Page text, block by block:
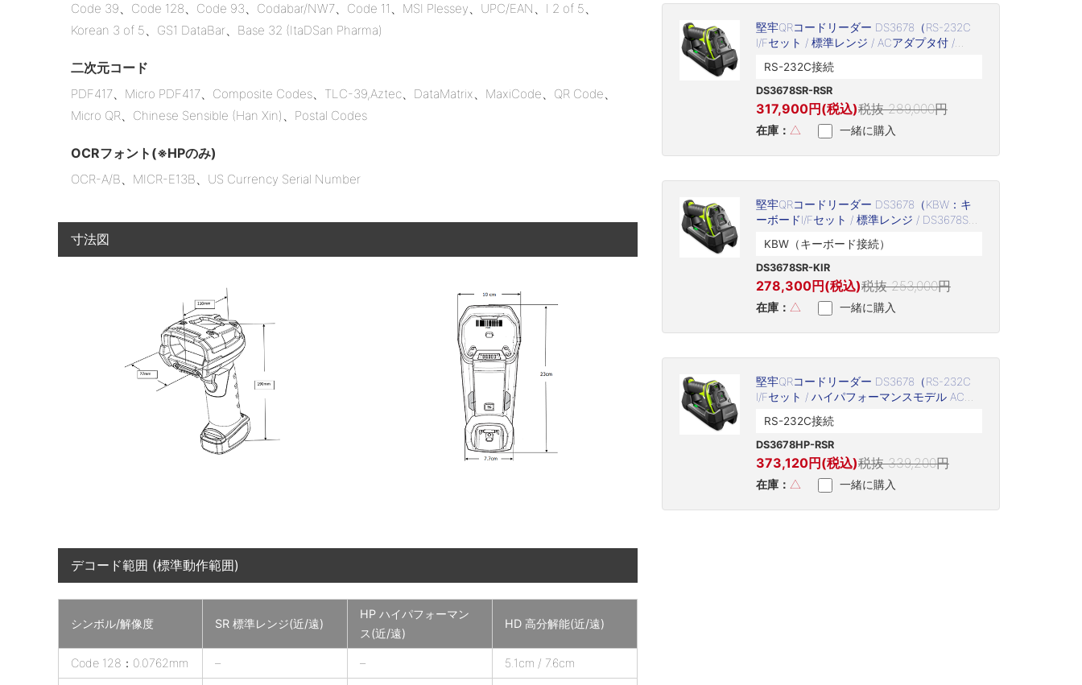
Code 39、Code 128、Code 93、Codabar/NW7、Code 11、MSI Plessey、UPC/EAN、I 2 of 5、
Korean 3 of 5、GS1 DataBar、Base 32 (ItaDSan Pharma)
二次元コード
PDF417、Micro PDF417、Composite Codes、TLC-39,Aztec、DataMatrix、MaxiCode、QR Code、
Micro QR、Chinese Sensible (Han Xin)、Postal Codes
OCRフォント(※HPのみ)
OCR-A/B、MICR-E13B、US Currency Serial Number
寸法図
デコード範囲 (標準動作範囲)
S
シンボル/解像度 SR 標準レンジ(近/遠)
HP ハイパフォーマン
ス(近/遠)
HD 高分解能(近/遠)
Code 128：0.0762mm – – 5.1cm / 7.6cm
堅牢QRコードリーダー DS3678（RS-232C
I/Fセット / 標準レンジ / ACアダプタ付 /
DS3678SR-RSR）
RS-232C接続
DS3678SR-RSR
317,900円(税込)税抜 289,000円
在庫： △ 一緒に購入
堅牢QRコードリーダー DS3678（KBW：キ
ーボードI/Fセット / 標準レンジ / DS3678SR-
KBW（キーボード接続）
DS3678SR-KIR
278,300円(税込)税抜 253,000円
在庫： △ 一緒に購入
堅牢QRコードリーダー DS3678（RS-232C
I/Fセット / ハイパフォーマンスモデル ACア
ダプタ付 / DS3678HP-RSR）
RS-232C接続
DS3678HP-RSR
373,120円(税込)税抜 339,200円
在庫： △ 一緒に購入